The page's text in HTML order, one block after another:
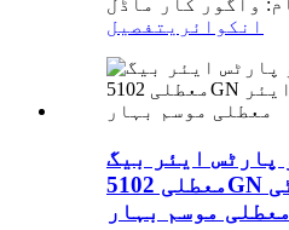
انکوائری تفصیل
پارٹس ایئر بیگ
معطلی 5102GN ایک سال وارنٹی
موسم بہار